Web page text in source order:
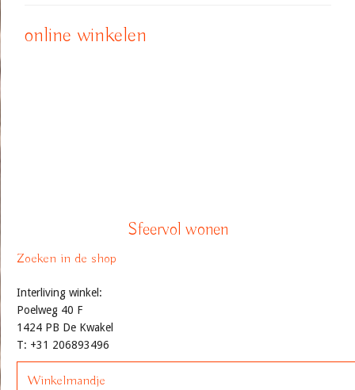
online winkelen
Sfeervol wonen
Zoeken in de shop
Interliving winkel:
Poelweg 40 F
1424 PB De Kwakel
T: +31 206893496
Winkelmandje